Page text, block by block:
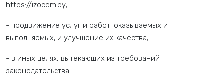
https://izocom.by;
- продвижение услуг и работ, оказываемых и
выполняемых, и улучшение их качества;
- в иных целях, вытекающих из требований
законодательства.